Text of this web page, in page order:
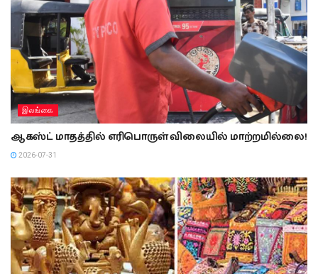
இலங்கை
ஆகஸ்ட் மாதத்தில் எரிபொருள் விலையில் மாற்றமில்லை!
2026-07-31